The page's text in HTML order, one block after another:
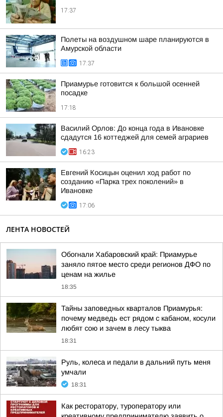
17:37
Полеты на воздушном шаре планируются в
Амурской области
17:37
Приамурье готовится к большой осенней
посадке
17:18
Василий Орлов: До конца года в Ивановке
сдадутся 16 коттеджей для семей аграриев
16:23
Евгений Косицын оценил ход работ по
созданию «Парка трех поколений» в
Ивановке
17:06
ЛЕНТА НОВОСТЕЙ
Обогнали Хабаровский край: Приамурье
заняло пятое место среди регионов ДФО по
ценам на жилье
18:35
Тайны заповедных кварталов Приамурья:
почему медведь ест рядом с кабаном, косули
любят сою и зачем в лесу тыква
18:31
Руль, колеса и педали в дальний путь меня
умчали
18:31
Как ресторатору, туроператору или